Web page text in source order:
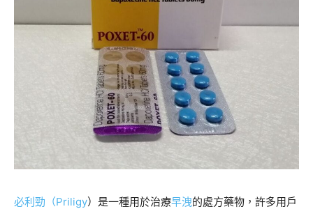
必利勁（Priligy）是一種用於治療早洩的處方藥物，許多用戶